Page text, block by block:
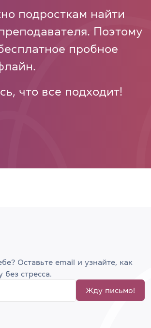
подросткам найти
Поэтому
пробное
что все подходит!
Оставьте email и узнайте, как
стресса.
Жду письмо!